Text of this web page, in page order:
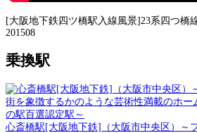
[大阪地下鉄四ツ橋駅入線風景]23系四つ橋
201508
乗換駅
心斎橋駅[大阪地下鉄]（大阪市中央区）～